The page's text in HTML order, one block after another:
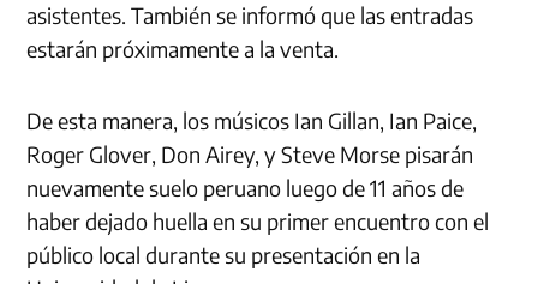
asistentes. También se informó que las entradas
estarán próximamente a la venta.
De esta manera, los músicos Ian Gillan, Ian Paice,
Roger Glover, Don Airey, y Steve Morse pisarán
nuevamente suelo peruano luego de 11 años de
haber dejado huella en su primer encuentro con el
público local durante su presentación en la